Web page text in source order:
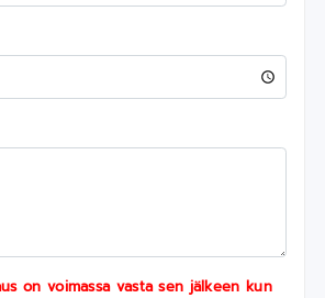
on voimassa vasta sen jälkeen kun